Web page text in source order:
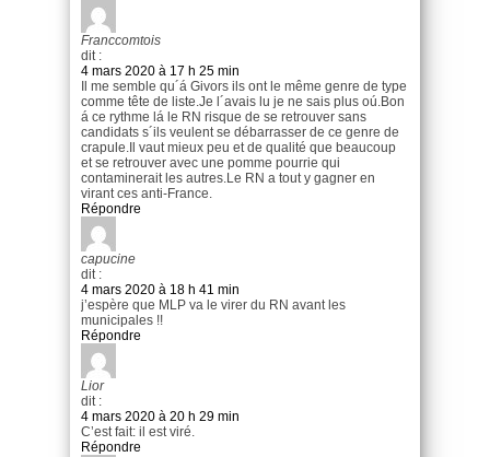
Franccomtois
dit :
4 mars 2020 à 17 h 25 min
Il me semble qu´á Givors ils ont le même genre de type
comme tête de liste.Je l´avais lu je ne sais plus oú.Bon
á ce rythme lá le RN risque de se retrouver sans
candidats s´ils veulent se débarrasser de ce genre de
crapule.Il vaut mieux peu et de qualité que beaucoup
et se retrouver avec une pomme pourrie qui
contaminerait les autres.Le RN a tout y gagner en
virant ces anti-France.
Répondre
capucine
dit :
4 mars 2020 à 18 h 41 min
j’espère que MLP va le virer du RN avant les
municipales !!
Répondre
Lior
dit :
4 mars 2020 à 20 h 29 min
C’est fait: il est viré.
Répondre